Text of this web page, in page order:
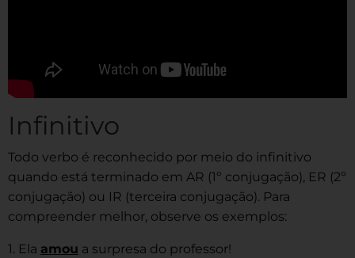
Infinitivo
Todo verbo é reconhecido por meio do infinitivo
quando está terminado em AR (1º conjugação), ER (2º
conjugação) ou IR (terceira conjugação). Para
compreender melhor, observe os exemplos:
1. Ela amou a surpresa do professor!